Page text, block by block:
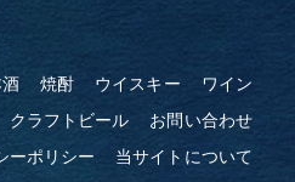
酒 焼酎 ウイスキー
ワイン
クラフトビール
お問い合わせ
ーポリシー
当サイトについて